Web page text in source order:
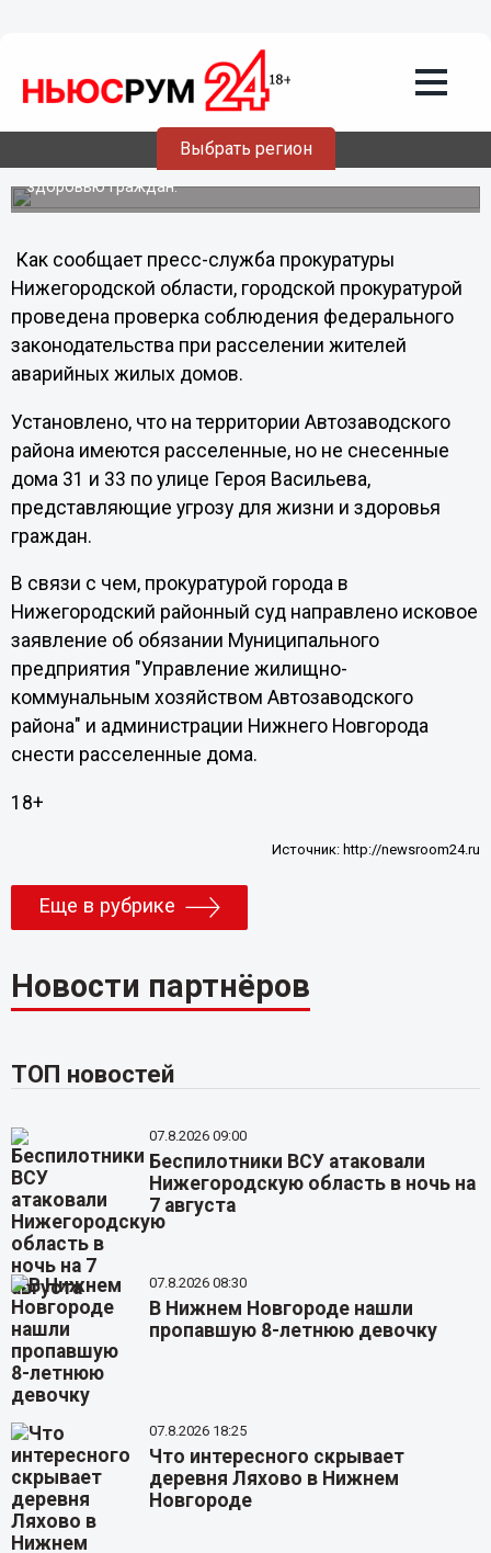
Выбрать регион
19.07.201217:47
Прокуратура требует снести два дома
в Автозаводском районе
Дома на улице генерала Васильева угрожают жизни и
здоровью граждан.
Как сообщает пресс-служба прокуратуры
Нижегородской области, городской прокуратурой
проведена проверка соблюдения федерального
законодательства при расселении жителей
аварийных жилых домов.
Установлено, что на территории Автозаводского
района имеются расселенные, но не снесенные
дома 31 и 33 по улице Героя Васильева,
представляющие угрозу для жизни и здоровья
граждан.
В связи с чем, прокуратурой города в
Нижегородский районный суд направлено исковое
заявление об обязании Муниципального
предприятия "Управление жилищно-
коммунальным хозяйством Автозаводского
района" и администрации Нижнего Новгорода
снести расселенные дома.
18+
Источник: http://newsroom24.ru
Еще в рубрике
Новости партнёров
ТОП новостей
07.8.2026 09:00
Беспилотники ВСУ атаковали
Нижегородскую область в ночь на
7 августа
07.8.2026 08:30
В Нижнем Новгороде нашли
пропавшую 8-летнюю девочку
07.8.2026 18:25
Что интересного скрывает
деревня Ляхово в Нижнем
Новгороде